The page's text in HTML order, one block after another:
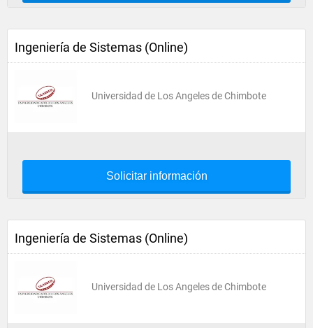
Ingeniería de Sistemas (Online)
Universidad de Los Angeles de Chimbote
Solicitar información
Ingeniería de Sistemas (Online)
Universidad de Los Angeles de Chimbote